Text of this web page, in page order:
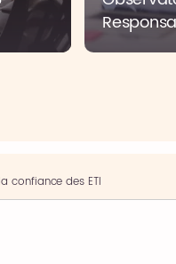
confiance des ETI